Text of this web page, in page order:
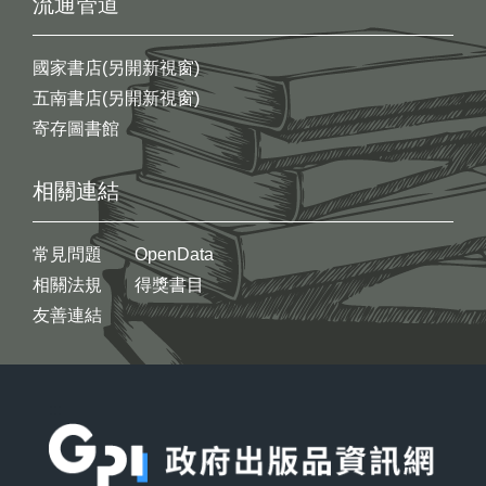
國家書店(另開新視窗)
五南書店(另開新視窗)
寄存圖書館
相關連結
常見問題
相關法規
友善連結
OpenData
得獎書目